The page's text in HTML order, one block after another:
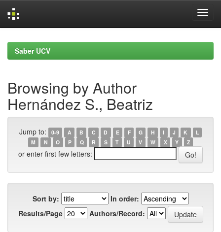
navigationSaber UCV
Browsing by Author
Hernández S., Beatriz
Jump to: 0-9 A B C D E F G H I J K
L
M
N O P Q R S T U V W X Y Z
or enter first few letters:
Sort by:
In order:
Results/Page
Authors/Record: